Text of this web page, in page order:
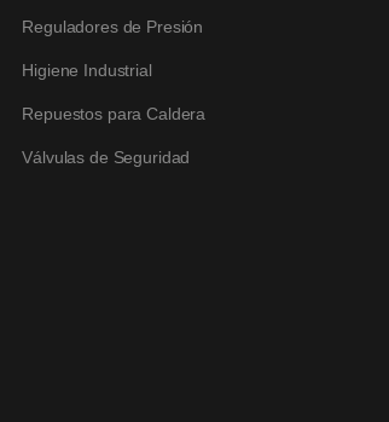
Reguladores de Presión
Higiene Industrial
Repuestos para Caldera
Válvulas de Seguridad